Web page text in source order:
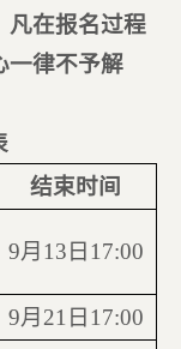
凡在报名过程
一律不予解
结束时间
9月13日17:00
9月21日17:00